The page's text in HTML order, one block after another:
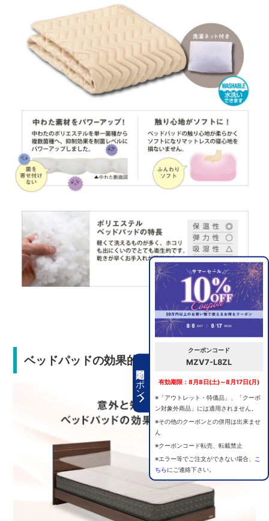
期間限定クーポン
クーポンコード
MZV7-L8ZL
有効期限：8月8日(土)～8月17日(月)
※「アウトレット・特価品」、「クーポ
ン対象外商品」には適用されません。
※その他のクーポンとの併用は出来ませ
ん
※クーポンコード転売、転載禁止
※エラー等でご注文ができない場合、
こ
ちらにご連絡下さい。
ベッドパッドの効果的な使い方